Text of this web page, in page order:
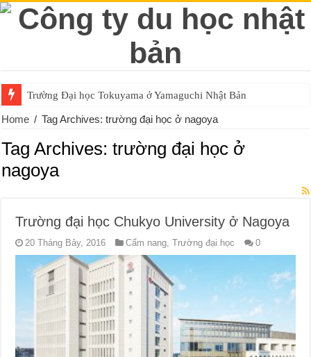
Trường Đại học Tokuyama ở Yamaguchi Nhật Bản
Home / Tag Archives: trường đại học ở nagoya
Tag Archives:trường đại học ở
nagoya
Trường đại học Chukyo University ở Nagoya
20 Tháng Bảy, 2016 Cẩm nang,Trường đại học 0